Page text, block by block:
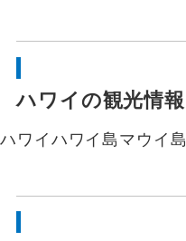
ハワイの観光情報
ハワイ ハワイ島 マウイ島